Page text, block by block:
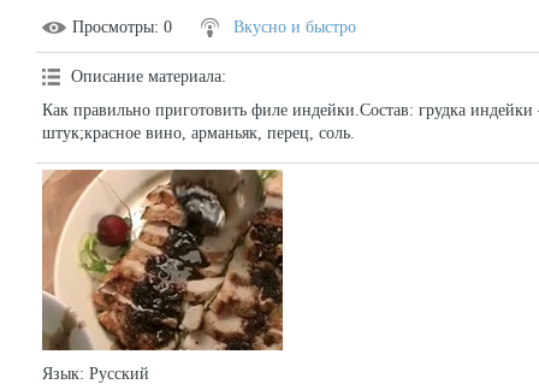
Просмотры: 0 Вкусно и быстро
Описание материала:
Как правильно приготовить филе индейки.Состав: грудка
штук;красное вино, арманьяк, перец, соль.
Язык: Русский